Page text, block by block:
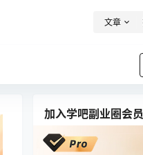
文章
加入学吧副业圈会员